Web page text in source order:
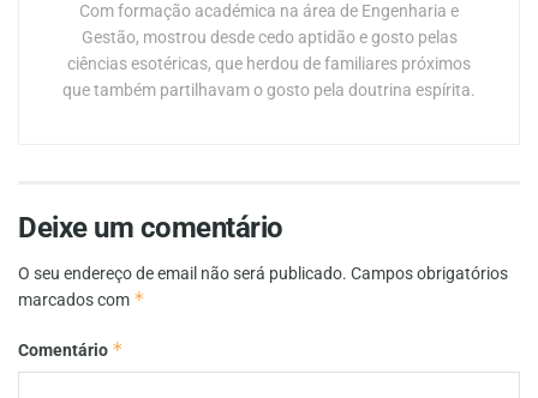
Com formação académica na área de Engenharia e
Gestão, mostrou desde cedo aptidão e gosto pelas
ciências esotéricas, que herdou de familiares próximos
que também partilhavam o gosto pela doutrina espírita.
Deixe um comentário
O seu endereço de email não será publicado. Campos obrigatórios
marcados com *
Comentário *